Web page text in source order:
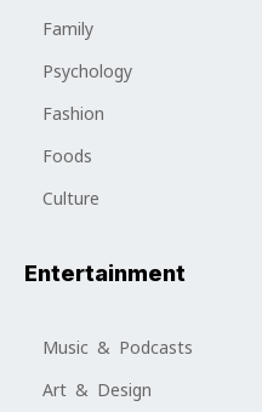
Family
Psychology
Fashion
Foods
Culture
Entertainment
Music & Podcasts
Art & Design